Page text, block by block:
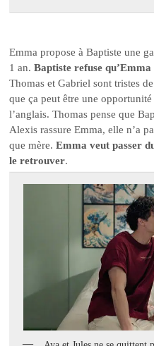
Emma propose à Baptiste une
1 an.Baptiste refuse
Thomas et Gabriel sont tristes
que ça peut être une
l’anglais. Thomas pense que
Alexis rassure Emma, elle n’a
que mère.Emma veut passer
le retrouver.